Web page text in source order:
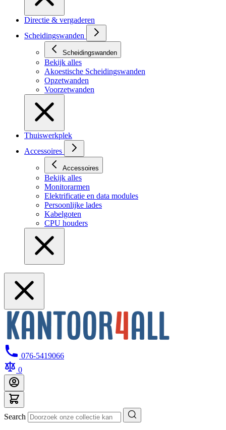
Directie & vergaderen
Scheidingswanden
Scheidingswanden
Bekijk alles
Akoestische Scheidingswanden
Opzetwanden
Voorzetwanden
Thuiswerkplek
Accessoires
Accessoires
Bekijk alles
Monitorarmen
Elektrificatie en data modules
Persoonlijke lades
Kabelgoten
CPU houders
076-5419066
0
Search